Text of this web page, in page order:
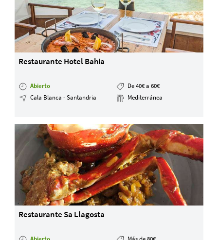
Restaurante Hotel Bahia
Abierto
De 40€ a 60€
Cala Blanca - Santandria
Mediterránea
Restaurante Sa Llagosta